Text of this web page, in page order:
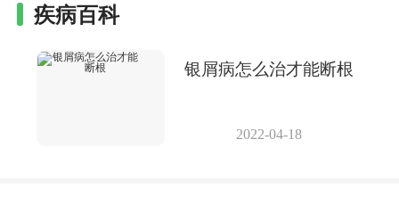
疾病百科
银屑病怎么治才能断根
2022-04-18